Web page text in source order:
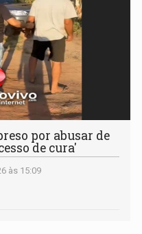
por abusar de
de cura'
às 15:09